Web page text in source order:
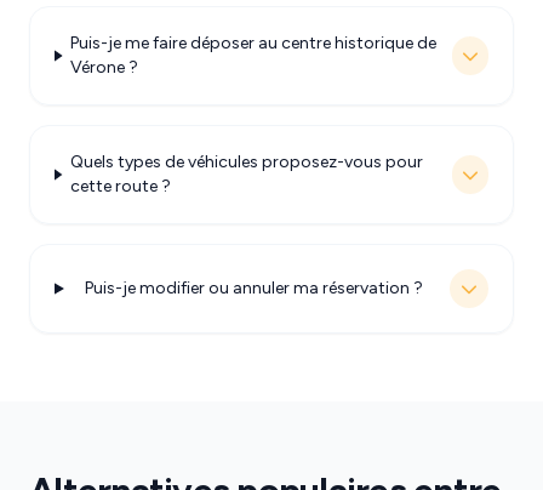
Puis-je me faire déposer au centre historique de
Vérone ?
Quels types de véhicules proposez-vous pour
cette route ?
Puis-je modifier ou annuler ma réservation ?